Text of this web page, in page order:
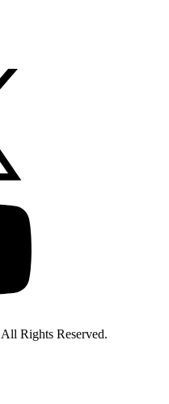
All Rights Reserved.